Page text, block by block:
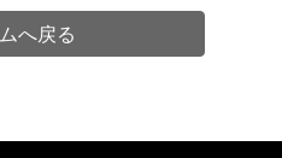
へ戻る